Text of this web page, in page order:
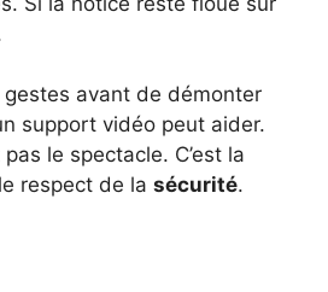
gestes avant de démonter
support vidéo peut aider.
le spectacle. C’est la
respect de la sécurité.